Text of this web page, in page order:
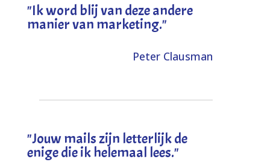
"Ik word blij van deze andere
manier van marketing."
Peter Clausman
"Jouw mails zijn letterlijk de
enige die ik helemaal lees."